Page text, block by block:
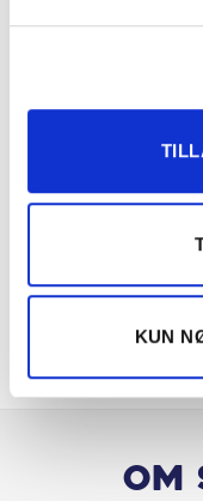
KUN
Kopholder
Multijusterbart